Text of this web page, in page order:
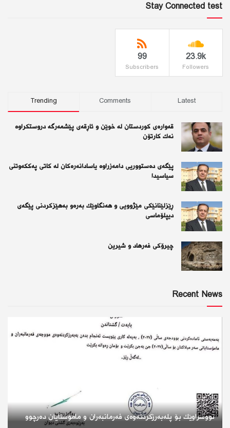
Stay Connected test
23.9k
Followers
99
Subscribers
Trending Comments Latest
قەوارەی كوردستان لە خوێن و ئاڕقەی پێشمەرگە دروستكراوە
نەك كارتۆن
پێگەی دەستووریی دامەزراوە یاسادانەرەكان لە كاتی پەككەوتنی
سیاسیدا
ڕێزلێنانێكی مێژوویی و هەنگاوێك بەرەو بەهێزكردنی پێگەی
دیپلۆماسی
چیرۆكی فەرهاد و شیرین
Recent News
نووسراوێك بۆ پلەبەرزكردنەوەى فەرمانبەران و مامۆستایان دەرچوو